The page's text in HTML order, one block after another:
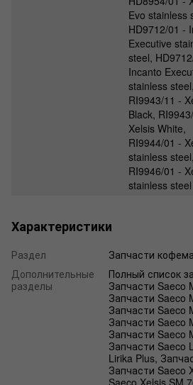
Evo stainless
HD9712/01 -
Executive
steel,
Incanto
stainless steel,
RI9943/11 -
Black,
Xelsis White,
RI9944/01 -
stainless steel,
RI9946/01 -
stainless steel
Характеристики
Раздел
Запчасти
Дополнительные
разделы
Полный список
Запчасти Saeco
Запчасти Saeco
Запчасти Saeco
Запчасти Saeco
Запчасти Saeco
Запчасти Saeco
Lirika Plus,
Запчасти Saeco
Saeco Xelsis SM